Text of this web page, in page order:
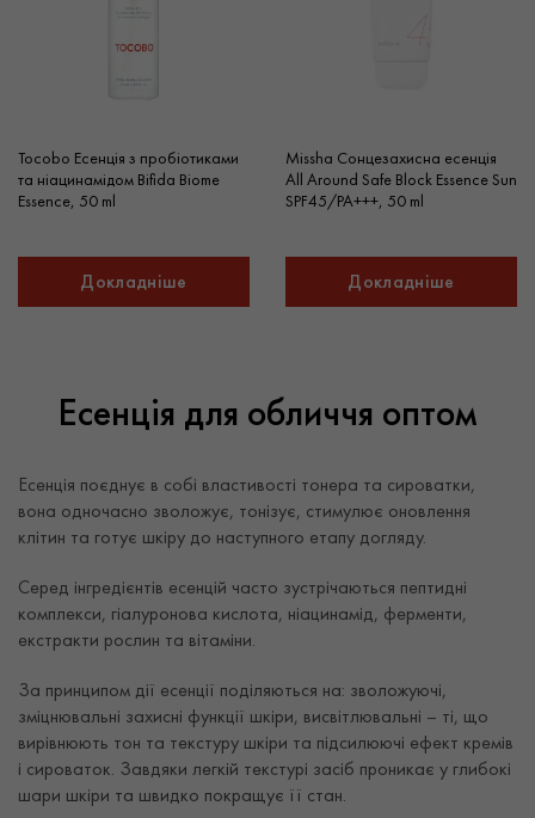
Tocobo Есенція з пробіотиками
та ніацинамідом Bifida Biome
Essence, 50 ml
Докладніше
Missha Сонцезахисна есенція
All Around Safe Block Essence Sun
SPF45/PA+++, 50 ml
Докладніше
Есенція для обличчя оптом
Есенція поєднує в собі властивості тонера та сироватки,
вона одночасно зволожує, тонізує, стимулює оновлення
клітин та готує шкіру до наступного етапу догляду.
Серед інгредієнтів есенцій часто зустрічаються пептидні
комплекси, гіалуронова кислота, ніацинамід, ферменти,
екстракти рослин та вітаміни.
За принципом дії есенції поділяються на: зволожуючі,
зміцнювальні захисні функції шкіри, висвітлювальні – ті, що
вирівнюють тон та текстуру шкіри та підсилюючі ефект кремів
і сироваток. Завдяки легкій текстурі засіб проникає у глибокі
шари шкіри та швидко покращує її стан.